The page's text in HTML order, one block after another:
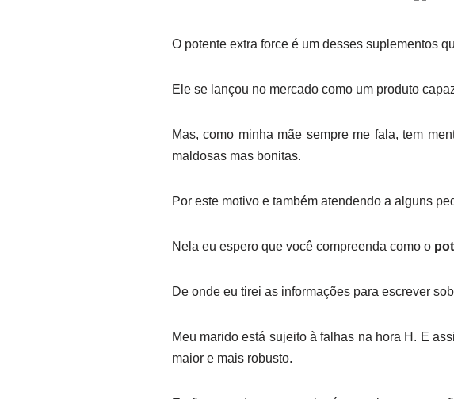
O potente extra force é um desses suplementos
Ele se lançou no mercado como um produto
Mas, como minha mãe sempre me fala, tem
maldosas mas bonitas.
Por este motivo e também atendendo a alguns
Nela eu espero que você compreenda como o
De onde eu tirei as informações para escrever
Meu marido está sujeito à falhas na hora H. E
maior e mais robusto.